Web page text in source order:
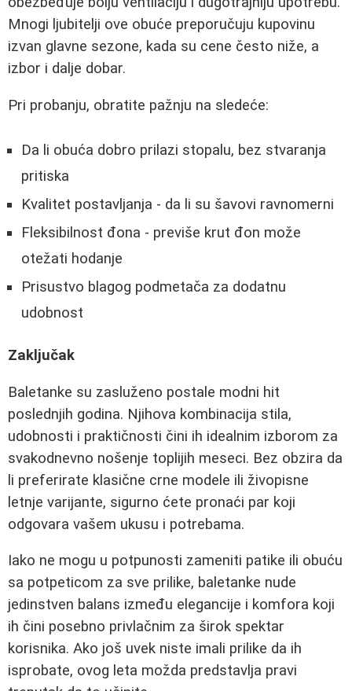
Mnogi ljubitelji ove obuće preporučuju kupovinu
izvan glavne sezone, kada su cene često niže, a
izbor i dalje dobar.
Pri probanju, obratite pažnju na sledeće:
Da li obuća dobro prilazi stopalu, bez stvaranja
pritiska
Kvalitet postavljanja - da li su šavovi ravnomerni
Fleksibilnost đona - previše krut đon može
otežati hodanje
Prisustvo blagog podmetača za dodatnu
udobnost
Zaključak
Baletanke su zasluženo postale modni hit
poslednjih godina. Njihova kombinacija stila,
udobnosti i praktičnosti čini ih idealnim izborom za
svakodnevno nošenje toplijih meseci. Bez obzira da
li preferirate klasične crne modele ili živopisne
letnje varijante, sigurno ćete pronaći par koji
odgovara vašem ukusu i potrebama.
Iako ne mogu u potpunosti zameniti patike ili obuću
sa potpeticom za sve prilike, baletanke nude
jedinstven balans između elegancije i komfora koji
ih čini posebno privlačnim za širok spektar
korisnika. Ako još uvek niste imali prilike da ih
isprobate, ovog leta možda predstavlja pravi